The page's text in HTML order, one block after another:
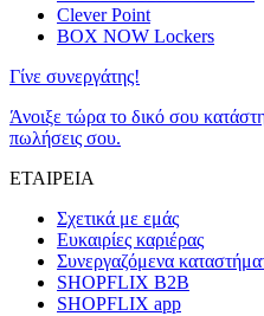
Clever Point
BOX NOW Lockers
Γίνε συνεργάτης!
Άνοιξε τώρα το δικό σου
πωλήσεις σου.
ΕΤΑΙΡΕΙΑ
Σχετικά με εμάς
Ευκαιρίες καριέρας
Συνεργαζόμενα
SHOPFLIX B2B
SHOPFLIX app